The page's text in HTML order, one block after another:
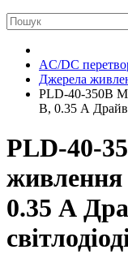
AC/DC
Джерела
PLD-40-350B
В, 0.35 А
PLD-40-
живлення
0.35 А